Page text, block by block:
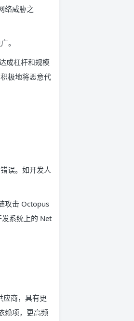
络威胁之
。
成杠杆和规模
极地将恶意代
误。如开发人
攻击 Octopus
系统上的 Net
应商，具有更
赖项，更高频